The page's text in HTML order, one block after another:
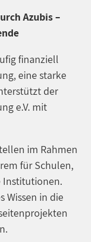
Azubis –
finanziell
eine starke
der
e.V. mit
im Rahmen
für Schulen,
Institutionen.
Wissen in die